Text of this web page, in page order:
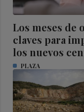
Los meses de
claves para
los nuevos
PLAZA